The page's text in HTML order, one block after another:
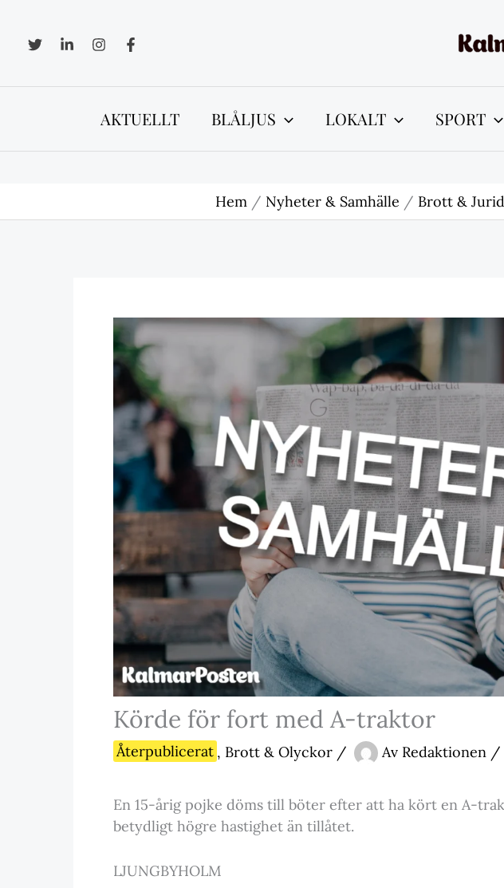
innehåll
AKTUELLT BLÅLJUS LOKALT SPORT
Hem Nyheter & Samhälle Brott &
Körde för fort med A-traktor
Återpublicerat , Brott & Olyckor / Av Redaktionen /
En 15-årig pojke döms till böter efter att ha kört en A-
betydligt högre hastighet än tillåtet.
LJUNGBYHOLM